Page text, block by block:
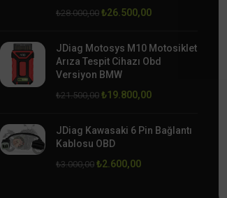
₺28.000,00 ₺26.500,00
JDiag Motosys M10 Motosiklet
Arıza Tespit Cihazı Obd
Versiyon BMW
₺21.500,00 ₺19.800,00
JDiag Kawasaki 6 Pin Bağlantı
Kablosu OBD
₺3.000,00 ₺2.600,00